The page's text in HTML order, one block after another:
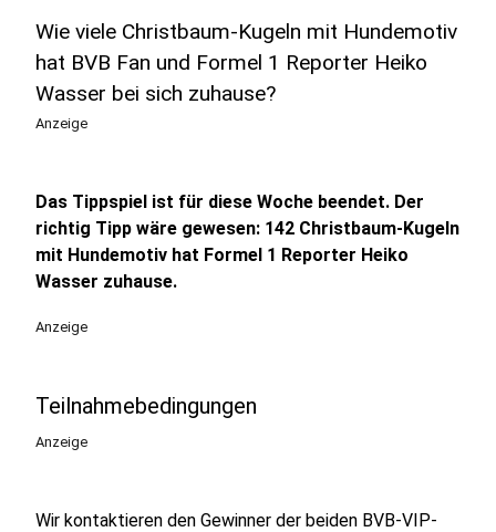
Wie viele Christbaum-Kugeln mit Hundemotiv
hat BVB Fan und Formel 1 Reporter Heiko
Wasser bei sich zuhause?
Anzeige
Das Tippspiel ist für diese Woche beendet. Der
richtig Tipp wäre gewesen: 142 Christbaum-Kugeln
mit Hundemotiv hat Formel 1 Reporter Heiko
Wasser zuhause.
Anzeige
Teilnahmebedingungen
Anzeige
Wir kontaktieren den Gewinner der beiden BVB-VIP-